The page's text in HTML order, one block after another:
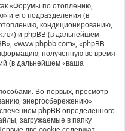
«Форумы по отоплению,
и его подразделения (в
кондиционированию,
и phpBB (в дальнейшем
«www.phpbb.com», «phpBB
полученную во время
(в дальнейшем «ваша
Во-первых, просмотр
энергосбережению»
phpBB определённого
загружаемые в папку